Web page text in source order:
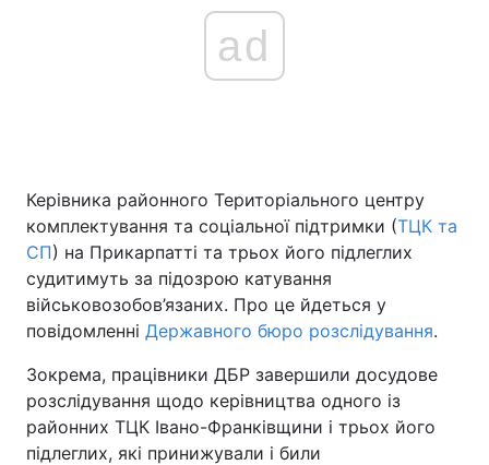
Україна Політика
Економіка Світ
Спорт Наука
Техно і зв'язок Лайт
Зброя Інциденти
Здоров'я Туризм
ad
Керівника районного Територіального центру
комплектування та соціальної підтримки (ТЦК та
СП) на Прикарпатті та трьох його підлеглих
судитимуть за підозрою катування
військовозобов’язаних. Про це йдеться у
повідомленні Державного бюро розслідування.
Зокрема, працівники ДБР завершили досудове
розслідування щодо керівництва одного із
районних ТЦК Івано-Франківщини і трьох його
підлеглих, які принижували і били